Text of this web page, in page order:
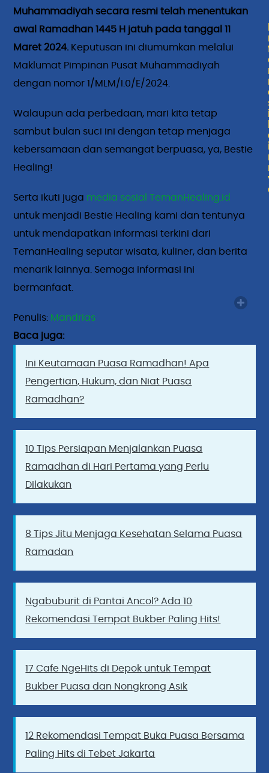
Muhammadiyah secara resmi telah menentukan
awal Ramadhan 1445 H jatuh pada tanggal 11
Maret 2024.Keputusan ini diumumkan melalui
Maklumat Pimpinan Pusat Muhammadiyah
dengan nomor 1/MLM/I.0/E/2024.
Walaupun ada perbedaan, mari kita tetap
sambut bulan suci ini dengan tetap menjaga
kebersamaan dan semangat berpuasa, ya, Bestie
Healing!
Serta ikuti juga media sosial TemanHealing.id
untuk menjadi Bestie Healing kami dan tentunya
untuk mendapatkan informasi terkini dari
TemanHealing seputar wisata, kuliner, dan berita
menarik lainnya. Semoga informasi ini
bermanfaat.
Penulis: Mandrias
Baca juga:
Ini Keutamaan Puasa Ramadhan! Apa
Pengertian, Hukum, dan Niat Puasa
Ramadhan?
10 Tips Persiapan Menjalankan Puasa
Ramadhan di Hari Pertama yang Perlu
Dilakukan
8 Tips Jitu Menjaga Kesehatan Selama Puasa
Ramadan
Ngabuburit di Pantai Ancol? Ada 10
Rekomendasi Tempat Bukber Paling Hits!
17 Cafe NgeHits di Depok untuk Tempat
Bukber Puasa dan Nongkrong Asik
12 Rekomendasi Tempat Buka Puasa Bersama
Paling Hits di Tebet Jakarta